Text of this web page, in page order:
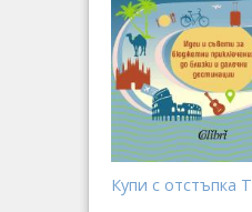
Купи с отстъпка